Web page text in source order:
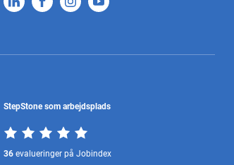
StepStone som arbejdsplads
36 evalueringer på Jobindex